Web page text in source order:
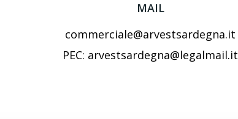
MAIL
commerciale@arvestsardegna.it
PEC: arvestsardegna@legalmail.it